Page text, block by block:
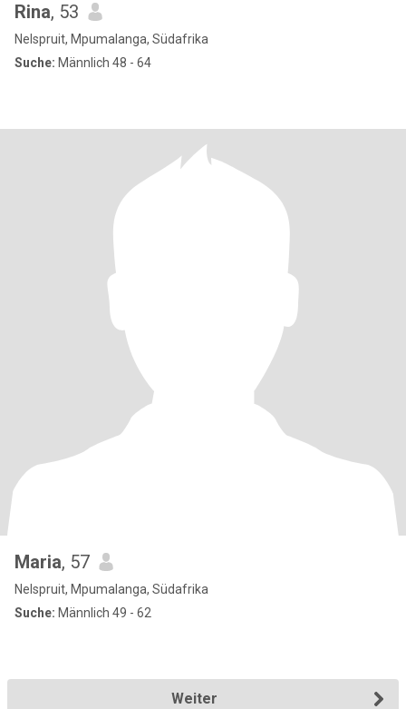
Rina, 53
Nelspruit, Mpumalanga, Südafrika
Suche: Männlich 48 - 64
Maria, 57
Nelspruit, Mpumalanga, Südafrika
Suche: Männlich 49 - 62
Weiter